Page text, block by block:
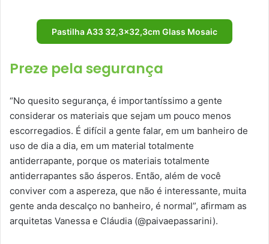
Pastilha A33 32,3×32,3cm Glass Mosaic
Preze pela segurança
“No quesito segurança, é importantíssimo a gente
considerar os materiais que sejam um pouco menos
escorregadios. É difícil a gente falar, em um banheiro de
uso de dia a dia, em um material totalmente
antiderrapante, porque os materiais totalmente
antiderrapantes são ásperos. Então, além de você
conviver com a aspereza, que não é interessante, muita
gente anda descalço no banheiro, é normal”, afirmam as
arquitetas Vanessa e Cláudia (@paivaepassarini).